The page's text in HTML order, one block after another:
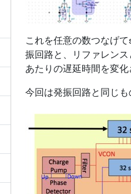
これを任意の数つなげ
振回路と、リファレン
あたりの遅延時間を変化
今回は発振回路と同じ